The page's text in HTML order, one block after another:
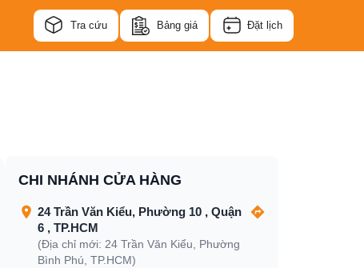
Tra cứu Bảng giá Đặt lịch
CHI NHÁNH CỬA HÀNG
24 Trần Văn Kiểu, Phường 10 , Quận
6 , TP.HCM
(Địa chỉ mới: 24 Trần Văn Kiểu, Phường
Bình Phú, TP.HCM)